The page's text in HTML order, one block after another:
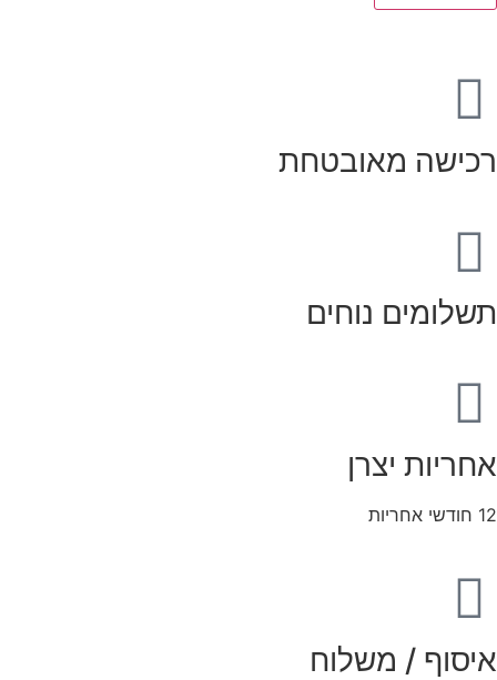
רכישה מאובטחת
תשלומים נוחים
אחריות יצרן
12 חודשי אחריות
איסוף / משלוח